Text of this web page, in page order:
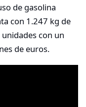
de gasolina
con 1.247 kg de
con un
de euros.